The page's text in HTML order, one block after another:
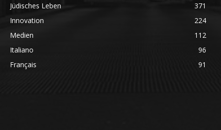
Jüdisches Leben
371
Innovation
224
Medien
112
Italiano
96
Français
91